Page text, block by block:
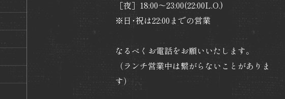
［夜］18:00～23:00(22:00L.O.)
※日･祝は22:00までの営業
なるべくお電話をお願いいたします。
（ランチ営業中は繋がらないことがありま
す）